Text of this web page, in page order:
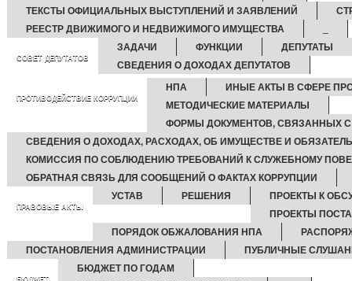
ТЕКСТЫ ОФИЦИАЛЬНЫХ ВЫСТУПЛЕНИЙ И ЗАЯВЛЕНИЙ
РЕЕСТР ДВИЖИМОГО И НЕДВИЖИМОГО ИМУЩЕСТВА
СОВЕТ ДЕПУТАТОВ
ЗАДАЧИ ФУНКЦИИ
ДЕПУТАТЫ
СВЕДЕНИЯ О ДОХОДАХ ДЕПУТАТОВ
ПРОТИВОДЕЙСТВИЕ КОРРУПЦИИ
НПА
ИНЫЕ АКТЫ В СФЕРЕ
МЕТОДИЧЕСКИЕ МАТЕРИАЛЫ
ФОРМЫ ДОКУМЕНТОВ, СВЯЗАННЫХ
СВЕДЕНИЯ О ДОХОДАХ, РАСХОДАХ, ОБ ИМУЩЕСТВЕ И
КОМИССИЯ ПО СОБЛЮДЕНИЮ ТРЕБОВАНИЙ К СЛУЖЕБНОМУ
ОБРАТНАЯ СВЯЗЬ ДЛЯ СООБЩЕНИЙ О ФАКТАХ КОРРУПЦИИ
ПРАВОВЫЕ АКТЫ
УСТАВ РЕШЕНИЯ
ПРОЕКТЫ К
ПРОЕКТЫ
ПОРЯДОК ОБЖАЛОВАНИЯ НПА
ПОСТАНОВЛЕНИЯ АДМИНИСТРАЦИИ
ПУБЛИЧНЫЕ
БЮДЖЕТ ПО ГОДАМ